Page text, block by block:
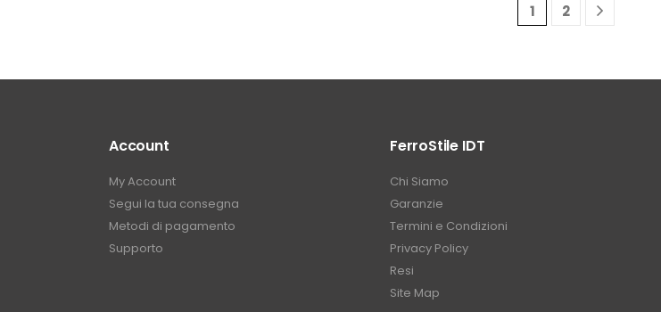
1 2
Account
My Account
Segui la tua consegna
Metodi di pagamento
Supporto
FerroStile IDT
Chi Siamo
Garanzie
Termini e Condizioni
Privacy Policy
Resi
Site Map